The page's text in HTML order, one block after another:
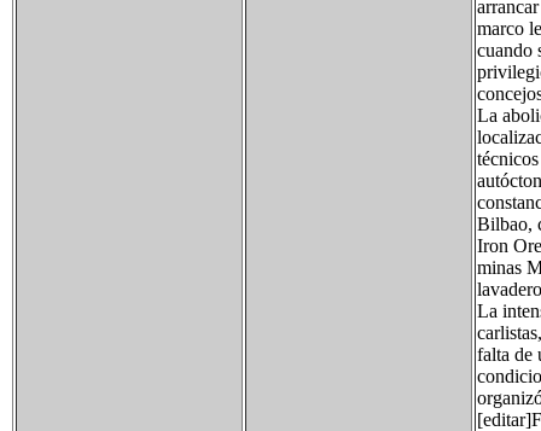
marco
cuando
La
Bilbao,
Iron
minas
La
falta de